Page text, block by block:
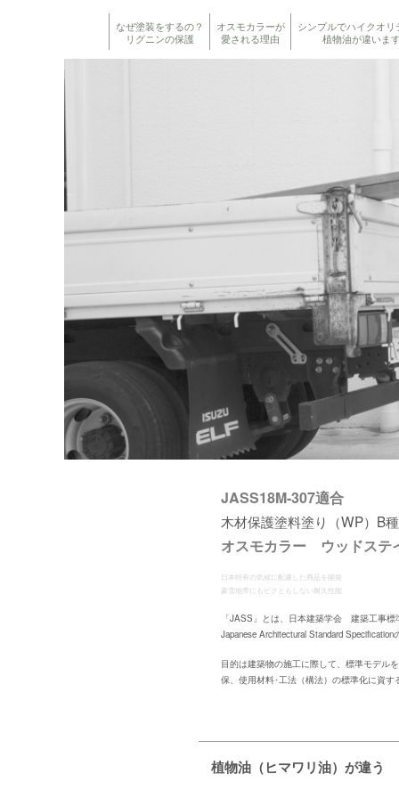
なぜ塗装をするの？
リグニンの保護
オスモカラーが
愛される理由
シンプルでハイクオリ
植物油が違います
JASS18M-307適合
木材保護塗料塗り（WP）B種
オスモカラー ウッドステ
日本特有の気候に配慮した商品を開発
豪雪地帯にもビクともしない耐久性能
「JASS」とは、日本建築学会 建築工事
Japanese Architectural Standard Specification
目的は建築物の施工に際して、標準モデル
保、使用材料･工法（構法）の標準化に資す
植物油（ヒマワリ油）が違う